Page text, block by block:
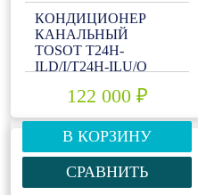
КОНДИЦИОНЕР
КАНАЛЬНЫЙ
TOSOT T24H-
ILD/I/T24H-ILU/O
122 000 ₽
В КОРЗИНУ
СРАВНИТЬ